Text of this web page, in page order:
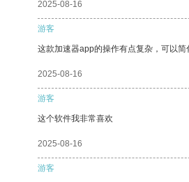
2025-08-16
游客
这款加速器app的操作有点复杂，可以简
2025-08-16
游客
这个软件我非常喜欢
2025-08-16
游客